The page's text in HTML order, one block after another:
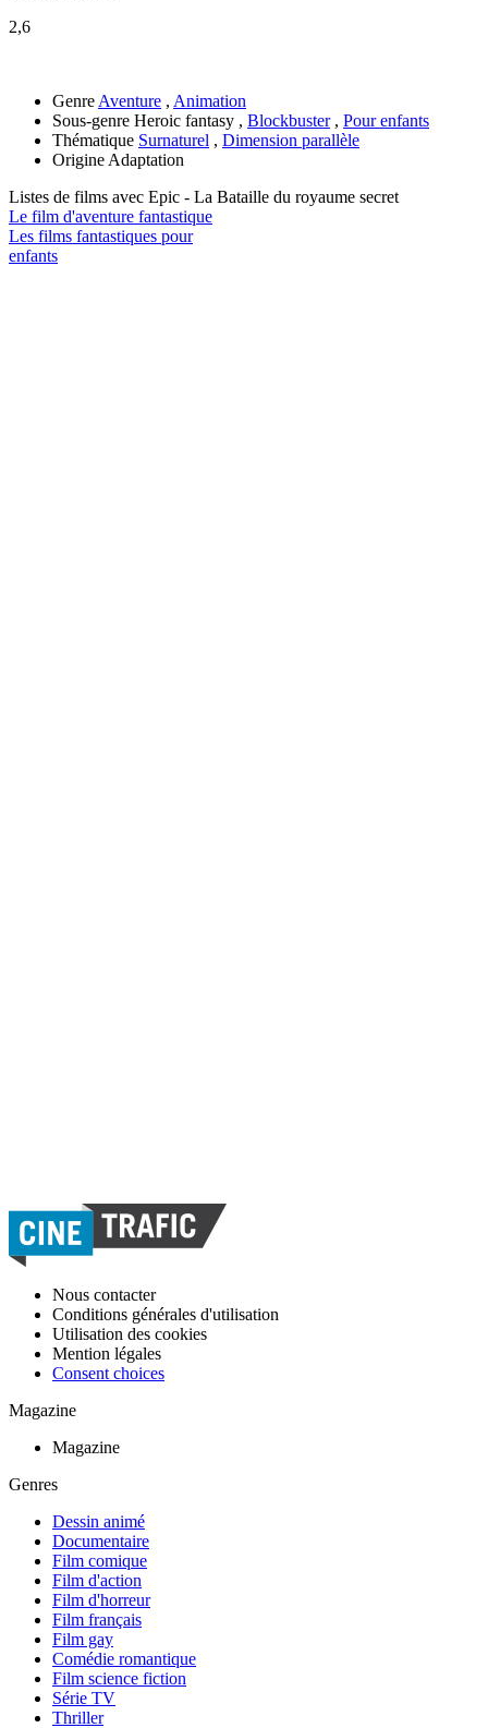
2,6
Genre Aventure , Animation
Sous-genre Heroic fantasy , Blockbuster, Pour enfants
Thématique Surnaturel , Dimension parallèle
Origine Adaptation
Listes de films avec Epic - La Bataille du royaume secret
Le film d'aventure fantastique
Les films fantastiques pour
enfants
Nous contacter
Conditions générales d'utilisation
Utilisation des cookies
Mention légales
Consent choices
Magazine
Magazine
Genres
Dessin animé
Documentaire
Film comique
Film d'action
Film d'horreur
Film français
Film gay
Comédie romantique
Film science fiction
Série TV
Thriller